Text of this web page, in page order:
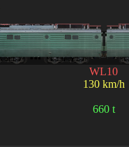
WL10
130 km/h
660 t